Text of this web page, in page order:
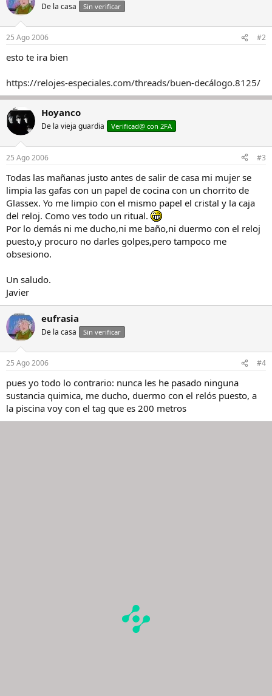
De la casa Sin verificar
25 Ago 2006 #2
esto te ira bien
https://relojes-especiales.com/threads/buen-decálogo.8125/
Hoyanco
De la vieja guardia Verificad@ con 2FA
25 Ago 2006 #3
Todas las mañanas justo antes de salir de casa mi mujer se
limpia las gafas con un papel de cocina con un chorrito de
Glassex. Yo me limpio con el mismo papel el cristal y la caja
del reloj. Como ves todo un ritual.
Por lo demás ni me ducho,ni me baño,ni duermo con el reloj
puesto,y procuro no darles golpes,pero tampoco me
obsesiono.
Un saludo.
Javier
eufrasia
De la casa Sin verificar
25 Ago 2006 #4
pues yo todo lo contrario: nunca les he pasado ninguna
sustancia quimica, me ducho, duermo con el relós puesto, a
la piscina voy con el tag que es 200 metros